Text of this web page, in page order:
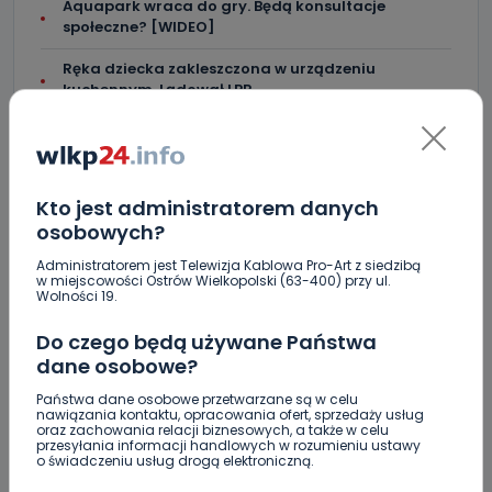
Kto jest administratorem danych
osobowych?
Administratorem jest Telewizja Kablowa Pro-Art z siedzibą
w miejscowości Ostrów Wielkopolski (63-400) przy ul.
Wolności 19.
Do czego będą używane Państwa
dane osobowe?
Państwa dane osobowe przetwarzane są w celu
nawiązania kontaktu, opracowania ofert, sprzedaży usług
oraz zachowania relacji biznesowych, a także w celu
przesyłania informacji handlowych w rozumieniu ustawy
o świadczeniu usług drogą elektroniczną.
Aquapark wraca do gry. Będą konsultacje
społeczne? [WIDEO]
Ręka dziecka zakleszczona w urządzeniu
kuchennym. Lądował LPR
Skomentuj ten wpis jako pierwszy!
DOŁĄCZ DO DYSKUSJI
DODAJ SWÓJ KOMENTARZ
Wiadomość